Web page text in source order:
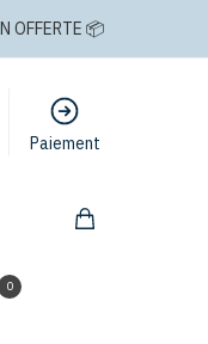
OFFERTE 📦
Paiement
0